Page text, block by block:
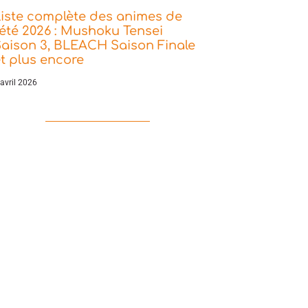
complète des animes de
2026 : Mushoku Tensei
3, BLEACH Saison Finale
plus encore
2026